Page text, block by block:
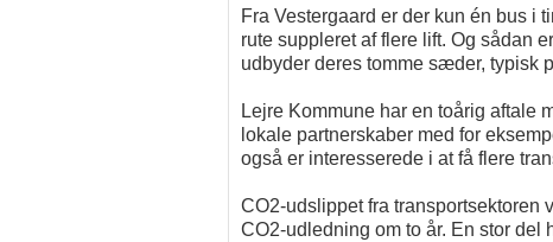
Fra Vestergaard er der kun én bus i
rute suppleret af flere lift. Og sådan
udbyder deres tomme sæder, typisk
Lejre Kommune har en toårig aftale
lokale partnerskaber med for
også er interesserede i at få flere
CO2-udslippet fra transportsektoren
CO2-udledning om to år. En stor del